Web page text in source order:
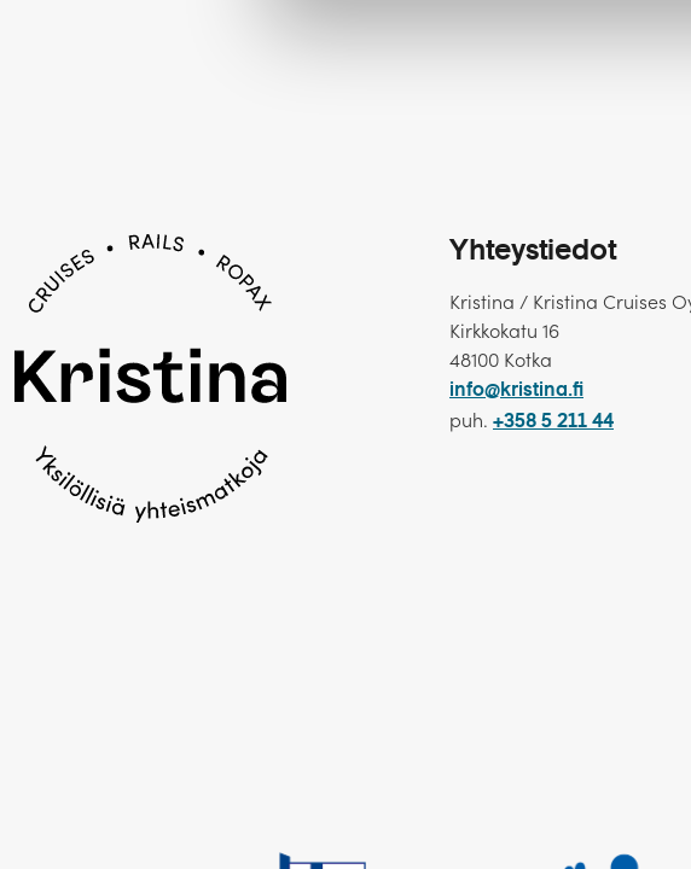
Ikkunallinen hytti 2. kansi
Yhteystiedot
Kristina / Kristina Cruises
Kirkkokatu 16
48100 Kotka
info@kristina.fi
puh. +358 5 211 44